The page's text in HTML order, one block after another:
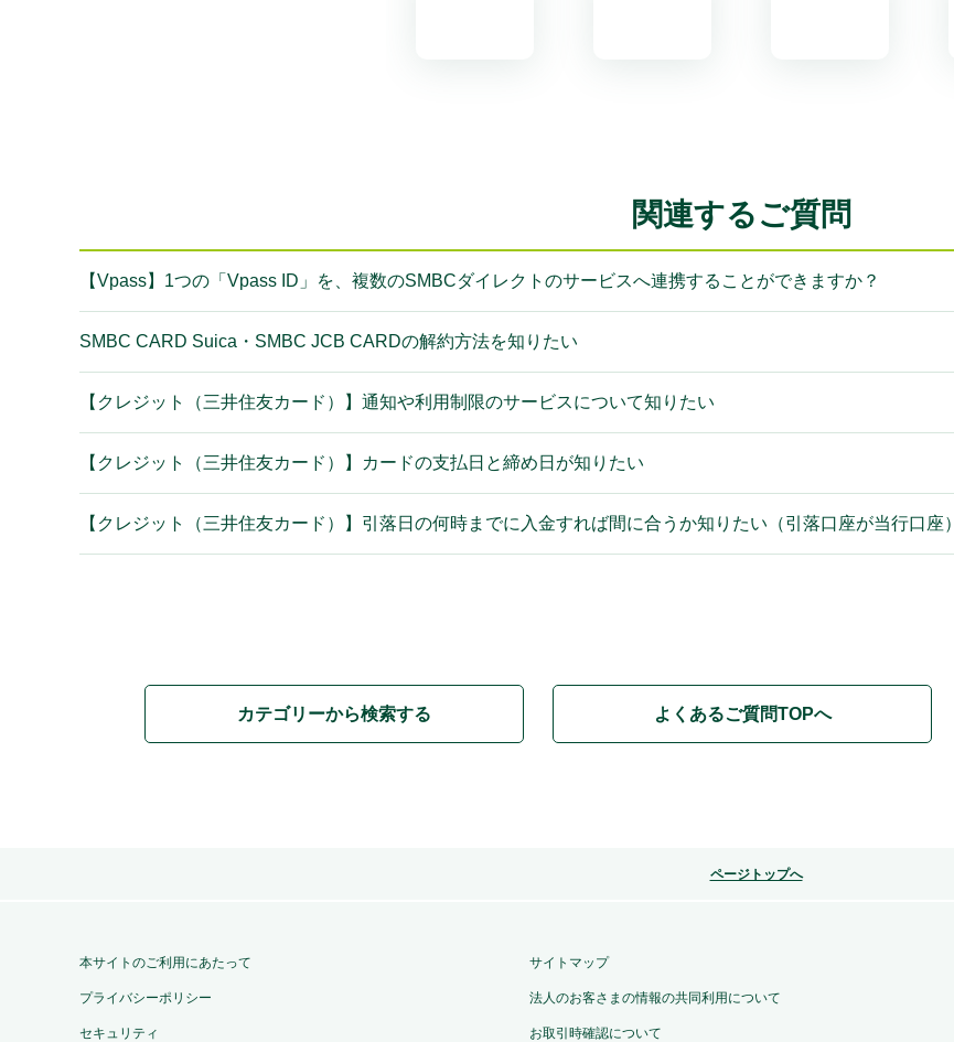
関連するご質問
【Vpass】1つの「Vpass ID」を、複数のSMBCダイレクトのサービスへ連携することができますか？
SMBC CARD Suica・SMBC JCB CARDの解約方法を知りたい
【クレジット（三井住友カード）】通知や利用制限のサービスについて知りたい
【クレジット（三井住友カード）】カードの支払日と締め日が知りたい
【クレジット（三井住友カード）】引落日の何時までに入金すれば間に合うか知りたい（引落口座が当行口座）
カテゴリーから検索する よくあるご質問TOPへ
ページトップへ
本サイトのご利用にあたって サイトマップ
プライバシーポリシー 法人のお客さまの情報の共同利用について
セキュリティ お取引時確認について